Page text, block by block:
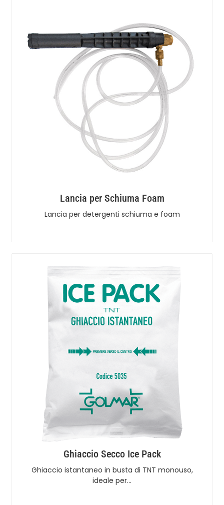
Lancia per Schiuma Foam
Lancia per detergenti schiuma e foam
Ghiaccio Secco Ice Pack
Ghiaccio istantaneo in busta di TNT monouso,
ideale per…